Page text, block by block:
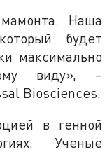
Наша
будет
максимально
виду», –
Biosciences.
в генной
Ученые